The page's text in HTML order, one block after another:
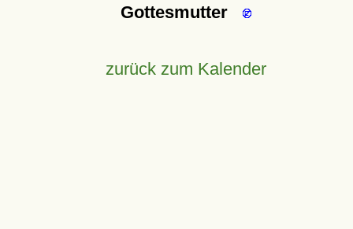
Gottesmutter
zurück zum Kalender